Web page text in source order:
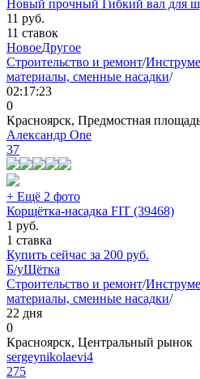
Новый прочный Гибкий вал для
11 руб.
11 ставок
НовоеДругое
Строительство и ремонт/
материалы, сменные насадки/
02:17:23
0
Красноярск, Предмостная
Александр One
37
+ Ещё 2 фото
Корщётка-насадка FIT (39468)
1 руб.
1 ставка
Купить сейчас за 200 руб.
Б/уЩётка
Строительство и ремонт/
материалы, сменные насадки/
22 дня
0
Красноярск, Центральный рынок
sergeynikolaevi4
275